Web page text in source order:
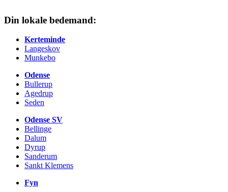
Din lokale bedemand:
Kerteminde
Langeskov
Munkebo
Odense
Bullerup
Agedrup
Seden
Odense SV
Bellinge
Dalum
Dyrup
Sanderum
Sankt Klemens
Fyn